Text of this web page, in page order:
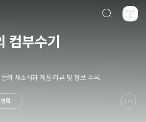
부수기
의 새소식과 제품 리뷰 및 정보 수록.
록